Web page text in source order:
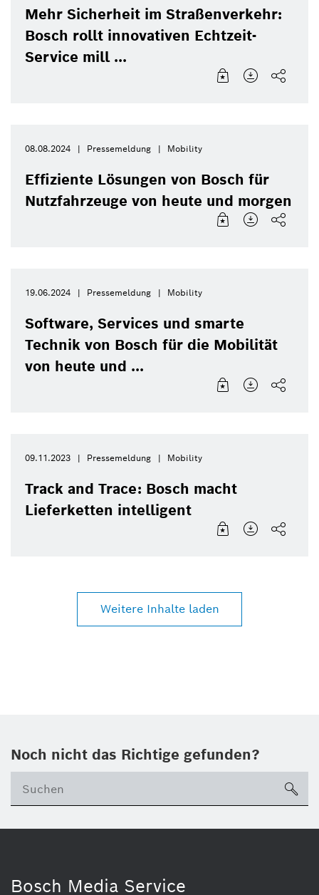
Mehr Sicherheit im Straßenverkehr:
Bosch rollt innovativen Echtzeit-
Service mill ...
08.08.2024 Pressemeldung Mobility
Effiziente Lösungen von Bosch für
Nutzfahrzeuge von heute und morgen
19.06.2024 Pressemeldung Mobility
Software, Services und smarte
Technik von Bosch für die Mobilität
von heute und ...
09.11.2023 Pressemeldung Mobility
Track and Trace: Bosch macht
Lieferketten intelligent
Weitere Inhalte laden
Noch nicht das Richtige gefunden?
Bosch Media Service